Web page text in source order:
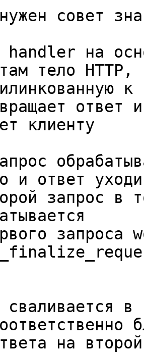
совет
handler на
тело
к
ответ
клиенту
и ответ
запрос в
запроса
сваливается
на